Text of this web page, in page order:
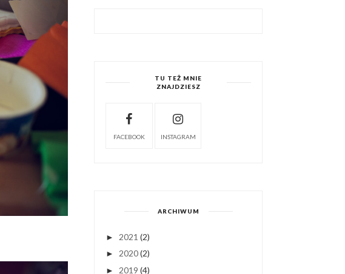
TU TEŻ MNIE
ZNAJDZIESZ
FACEBOOK INSTAGRAM
ARCHIWUM
► 2021 (2)
► 2020(2)
► 2019 (4)